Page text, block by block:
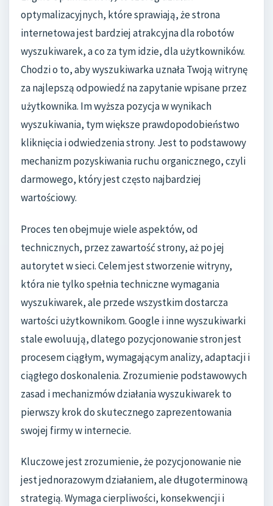
optymalizacyjnych, które sprawiają, że strona
internetowa jest bardziej atrakcyjna dla robotów
wyszukiwarek, a co za tym idzie, dla użytkowników.
Chodzi o to, aby wyszukiwarka uznała Twoją witrynę
za najlepszą odpowiedź na zapytanie wpisane przez
użytkownika. Im wyższa pozycja w wynikach
wyszukiwania, tym większe prawdopodobieństwo
kliknięcia i odwiedzenia strony. Jest to podstawowy
mechanizm pozyskiwania ruchu organicznego, czyli
darmowego, który jest często najbardziej
wartościowy.
Proces ten obejmuje wiele aspektów, od
technicznych, przez zawartość strony, aż po jej
autorytet w sieci. Celem jest stworzenie witryny,
która nie tylko spełnia techniczne wymagania
wyszukiwarek, ale przede wszystkim dostarcza
wartości użytkownikom. Google i inne wyszukiwarki
stale ewoluują, dlatego pozycjonowanie stron jest
procesem ciągłym, wymagającym analizy, adaptacji i
ciągłego doskonalenia. Zrozumienie podstawowych
zasad i mechanizmów działania wyszukiwarek to
pierwszy krok do skutecznego zaprezentowania
swojej firmy w internecie.
Kluczowe jest zrozumienie, że pozycjonowanie nie
jest jednorazowym działaniem, ale długoterminową
strategią. Wymaga cierpliwości, konsekwencji i